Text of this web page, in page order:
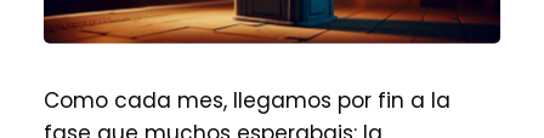
Como cada mes, llegamos por fin a la